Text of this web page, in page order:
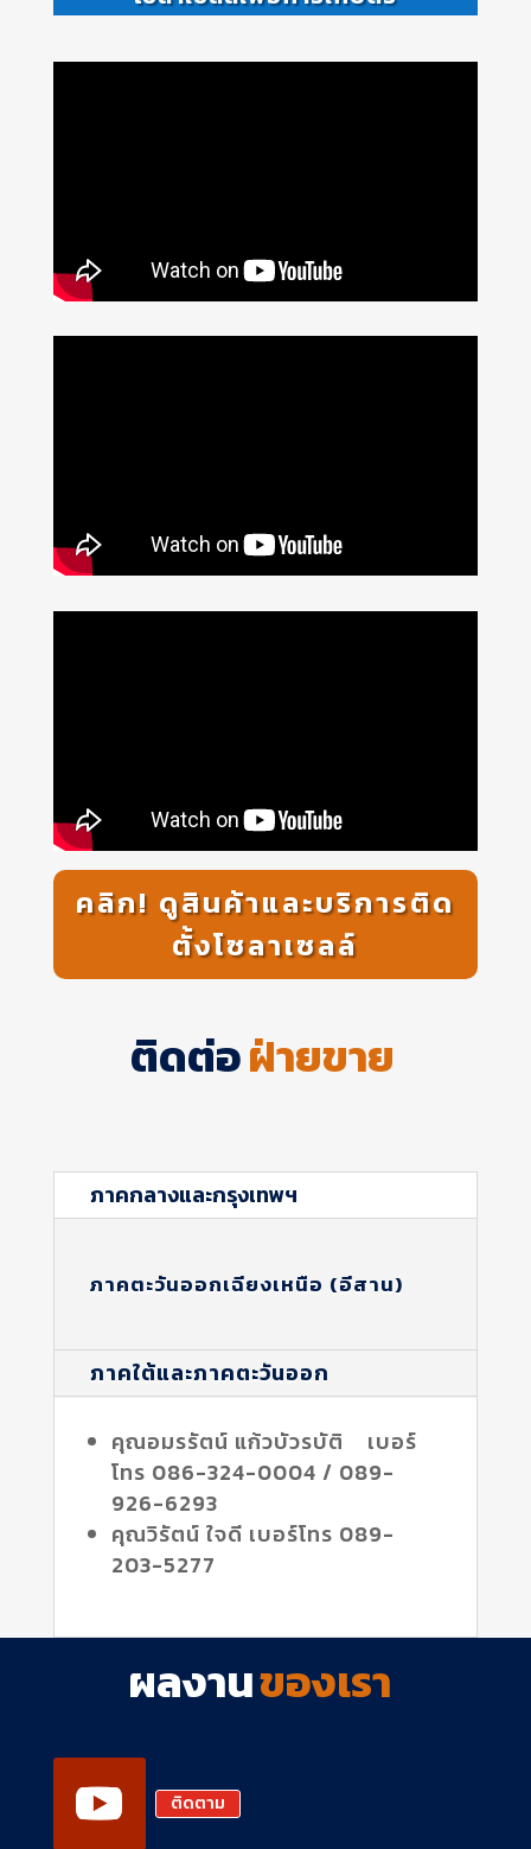
คลิก! ดูสินค้าและบริการติด
ตั้งโซลาเซลล์
ติดต่อฝ่ายขาย
ภาคกลางและกรุงเทพฯ
ภาคตะวันออกเฉียงเหนือ (อีสาน)
ภาคใต้และภาคตะวันออก
คุณอมรรัตน์ แก้วบัวรบัติ เบอร์
โทร 086-324-0004 / 089-
926-6293
คุณวิรัตน์ ใจดี เบอร์โทร 089-
203-5277
ผลงานของเรา
ติดตาม